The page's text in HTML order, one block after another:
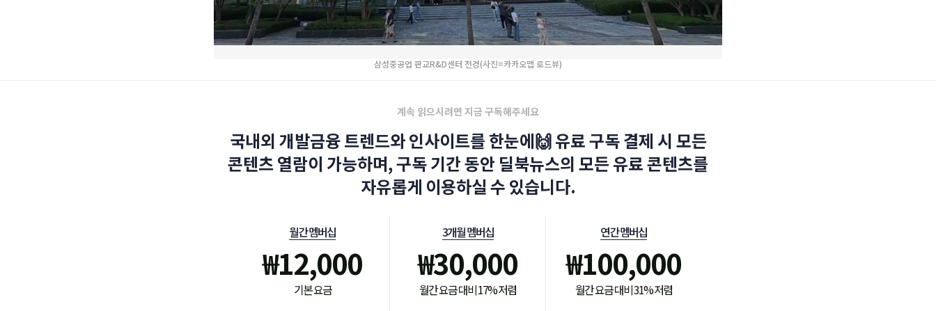
삼성중공업 판교R&D센터 전경(사진=카카오맵 로드뷰)
계속 읽으시려면 지금 구독해주세요
국내외 개발금융 트렌드와 인사이트를 한눈에🙌 유료 구독 결제 시 모든
콘텐츠 열람이 가능하며, 구독 기간 동안 딜북뉴스의 모든 유료 콘텐츠를
자유롭게 이용하실 수 있습니다.
월간 멤버십
₩12,000
기본 요금
3개월 멤버십
₩30,000
월간 요금 대비 17% 저렴
연간 멤버십
₩100,000
월간 요금 대비 31% 저렴